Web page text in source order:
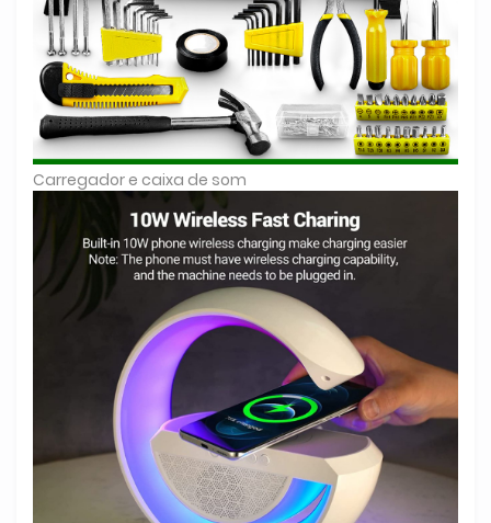
Carregador e caixa de som